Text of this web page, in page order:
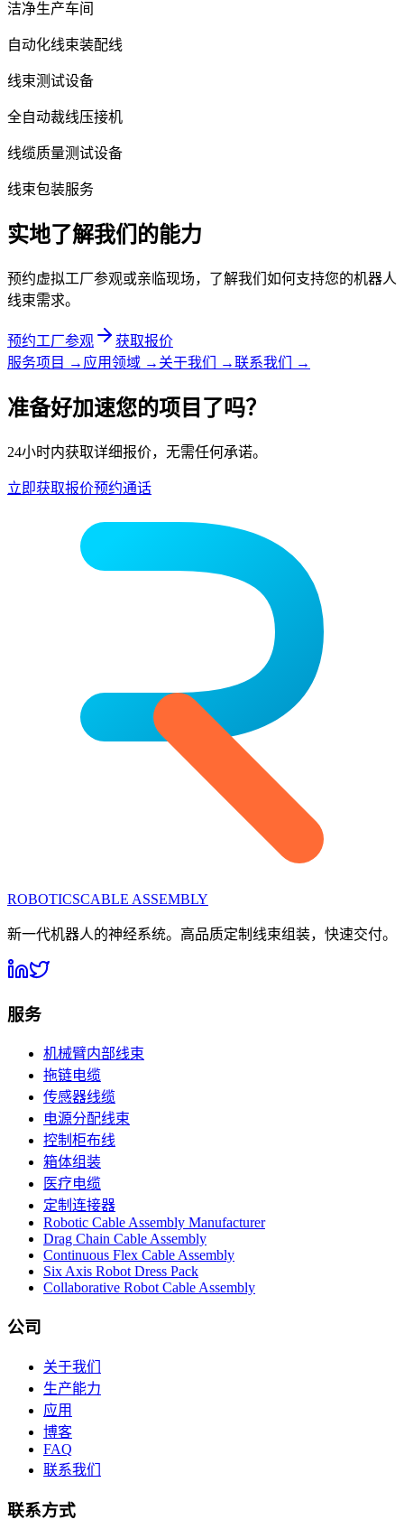
洁净生产车间
自动化线束装配线
线束测试设备
全自动裁线压接机
线缆质量测试设备
线束包装服务
实地了解我们的能力
预约虚拟工厂参观或亲临现场，了解我们如何支持您的机器人
线束需求。
预约工厂参观
获取报价
服务项目 → 应用领域 → 关于我们 →联系我们 →
准备好加速您的项目了吗？
24小时内获取详细报价，无需任何承诺。
立即获取报价预约通话
ROBOTICSCABLE ASSEMBLY
新一代机器人的神经系统。高品质定制线束组装，快速交付。
服务
机械臂内部线束
拖链电缆
传感器线缆
电源分配线束
控制柜布线
箱体组装
医疗电缆
定制连接器
Robotic Cable Assembly Manufacturer
Drag Chain Cable Assembly
Continuous Flex Cable Assembly
Six Axis Robot Dress Pack
Collaborative Robot Cable Assembly
公司
关于我们
生产能力
应用
博客
FAQ
联系我们
联系方式